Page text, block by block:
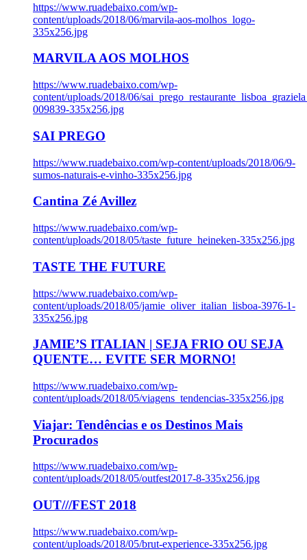
https://www.ruadebaixo.com/wp-
content/uploads/2018/06/marvila-aos-molhos_logo-
335x256.jpg
MARVILA AOS MOLHOS
https://www.ruadebaixo.com/wp-
content/uploads/2018/06/
009839-335x256.jpg
SAI PREGO
https://www.ruadebaixo.com/wp-content/uploads/2018/06/9-
sumos-naturais-e-vinho-335x256.jpg
Cantina Zé Avillez
https://www.ruadebaixo.com/wp-
content/uploads/2018/05/taste_future_heineken-335x256.jpg
TASTE THE FUTURE
https://www.ruadebaixo.com/wp-
content/uploads/2018/05/jamie_oliver_italian_lisboa-3976-1-
335x256.jpg
JAMIE’S ITALIAN | SEJA FRIO OU SEJA
QUENTE… EVITE SER MORNO!
https://www.ruadebaixo.com/wp-
content/uploads/2018/05/viagens_tendencias-335x256.jpg
Viajar: Tendências e os Destinos Mais
Procurados
https://www.ruadebaixo.com/wp-
content/uploads/2018/05/outfest2017-8-335x256.jpg
OUT///FEST 2018
https://www.ruadebaixo.com/wp-
content/uploads/2018/05/brut-experience-335x256.jpg